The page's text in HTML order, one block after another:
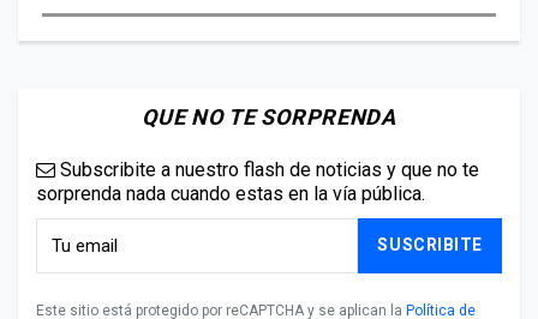
QUE NO TE SORPRENDA
Subscribite a nuestro flash de noticias y que no te
sorprenda nada cuando estas en la vía pública.
SUSCRIBITE
Este sitio está protegido por reCAPTCHA y se aplican la Política de